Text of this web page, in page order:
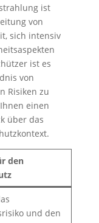
ist
von
sich intensiv
ist es
von
Risiken zu
einen
über das
den
und den